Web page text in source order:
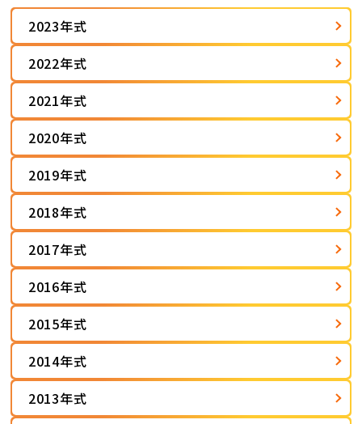
2023年式
2022年式
2021年式
2020年式
2019年式
2018年式
2017年式
2016年式
2015年式
2014年式
2013年式